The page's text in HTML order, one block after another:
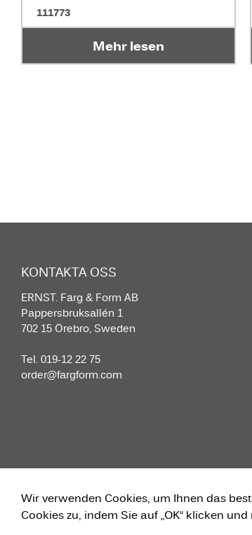
111773
Mehr lesen
KONTAKTA OSS
ERNST. Färg & Form AB
Pappersbruksallén 1
702 15 Örebro, Sweden
Tel. 019-12 22 75
order@fargform.com
Wir verwenden Cookies, um Ihnen das
Cookies zu, indem Sie auf „OK“ klicken